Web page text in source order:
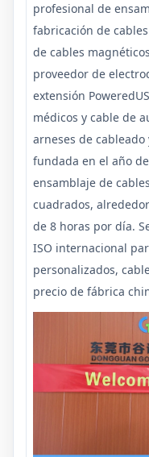
profesional de
fabricación de
de cables
proveedor de
extensión
médicos y cable de
arneses de
fundada en el año
ensamblaje de
cuadrados,
de 8 horas por día.
ISO internacional
personalizados,
precio de fábrica